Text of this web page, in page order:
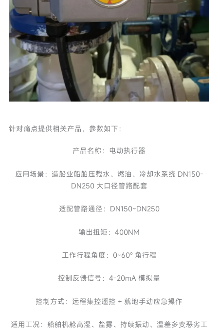
针对痛点提供相关产品，参数如下：
产品名称：电动执行器
应用场景：造船业船舶压载水、燃油、冷却水系统 DN150-
DN250 大口径管路配套
适配管路通径：DN150~DN250
输出扭矩：400NM
工作行程角度：0~60° 角行程
控制反馈信号：4-20mA 模拟量
控制方式：远程集控遥控 + 就地手动应急操作
适用工况：船舶机舱高湿、盐雾、持续振动、温差多变恶劣工